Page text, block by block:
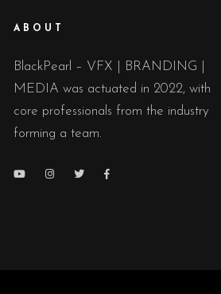
ABOUT
BlackPearl – VFX | BRANDING |
MEDIA was actuated in 2022, with
core professionals from the industry
forming a team.